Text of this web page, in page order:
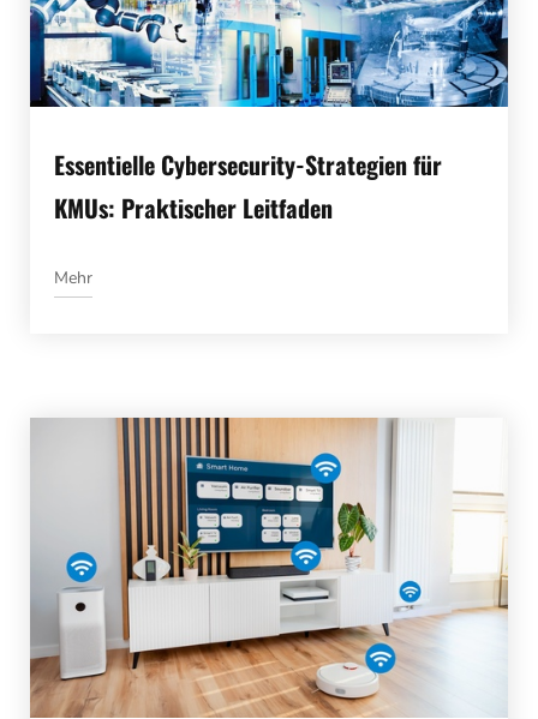
Essentielle Cybersecurity-Strategien für
KMUs: Praktischer Leitfaden
Mehr